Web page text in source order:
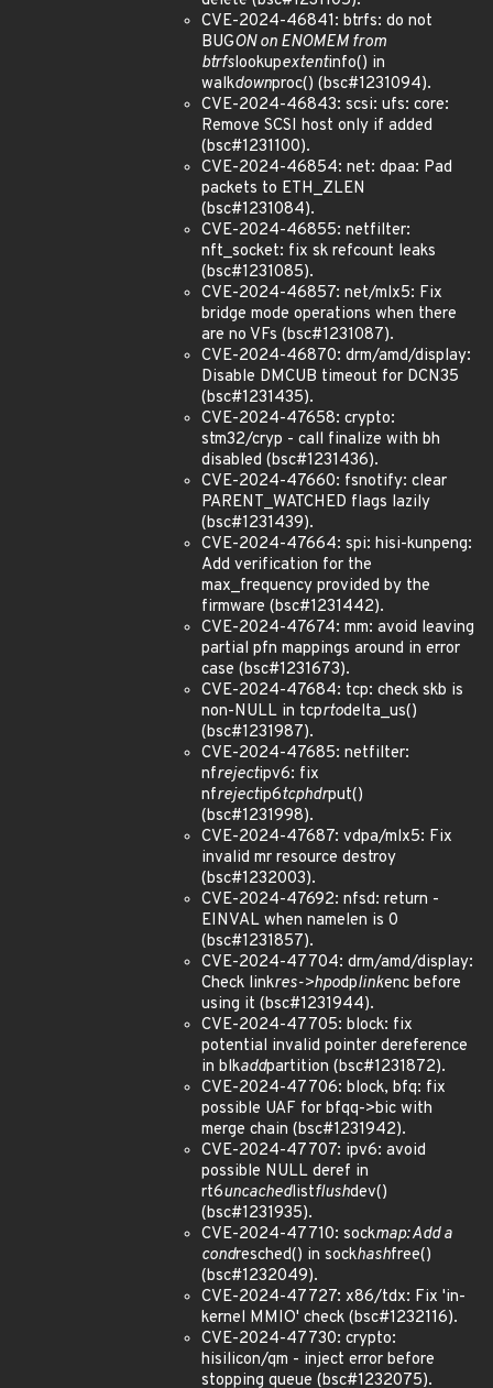
CVE-2024-46841: btrfs: do not
BUGON on ENOMEM from
btrfslookupextentinfo() in
walkdownproc() (bsc#1231094).
CVE-2024-46843: scsi: ufs: core:
Remove SCSI host only if added
(bsc#1231100).
CVE-2024-46854: net: dpaa: Pad
packets to ETH_ZLEN
(bsc#1231084).
CVE-2024-46855: netfilter:
nft_socket: fix sk refcount leaks
(bsc#1231085).
CVE-2024-46857: net/mlx5: Fix
bridge mode operations when there
are no VFs (bsc#1231087).
CVE-2024-46870: drm/amd/display:
Disable DMCUB timeout for DCN35
(bsc#1231435).
CVE-2024-47658: crypto:
stm32/cryp - call finalize with bh
disabled (bsc#1231436).
CVE-2024-47660: fsnotify: clear
PARENT_WATCHED flags lazily
(bsc#1231439).
CVE-2024-47664: spi: hisi-kunpeng:
Add verification for the
max_frequency provided by the
firmware (bsc#1231442).
CVE-2024-47674: mm: avoid leaving
partial pfn mappings around in error
case (bsc#1231673).
CVE-2024-47684: tcp: check skb is
non-NULL in tcprtodelta_us()
(bsc#1231987).
CVE-2024-47685: netfilter:
nfrejectipv6: fix
nfrejectip6tcphdrput()
(bsc#1231998).
CVE-2024-47687: vdpa/mlx5: Fix
invalid mr resource destroy
(bsc#1232003).
CVE-2024-47692: nfsd: return -
EINVAL when namelen is 0
(bsc#1231857).
CVE-2024-47704: drm/amd/display:
Check linkres->hpodplinkenc before
using it (bsc#1231944).
CVE-2024-47705: block: fix
potential invalid pointer dereference
in blkaddpartition (bsc#1231872).
CVE-2024-47706: block, bfq: fix
possible UAF for bfqq->bic with
merge chain (bsc#1231942).
CVE-2024-47707: ipv6: avoid
possible NULL deref in
rt6uncachedlistflushdev()
(bsc#1231935).
CVE-2024-47710: sockmap: Add a
condresched() in sockhashfree()
(bsc#1232049).
CVE-2024-47727: x86/tdx: Fix 'in-
kernel MMIO' check (bsc#1232116).
CVE-2024-47730: crypto:
hisilicon/qm - inject error before
stopping queue (bsc#1232075).